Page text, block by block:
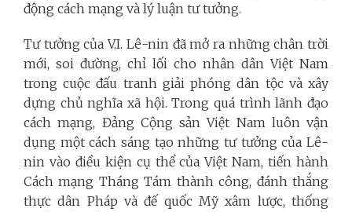
động cách mạng và lý luận tư tưởng.
Tư tưởng củaV.I. Lê-ninđã mở ra những chân trời
mới, soi đường, chỉ lối cho nhân dân Việt Nam
trong cuộc đấu tranh giải phóng dân tộc và xây
dựng chủ nghĩa xã hội. Trong quá trình lãnh đạo
cách mạng, Đảng Cộng sản Việt Nam luôn vận
dụng một cách sáng tạo những tư tưởng của Lê-
nin vào điều kiện cụ thể của Việt Nam, tiến hành
Cách mạng Tháng Tám thành công, đánh thắng
thực dân Pháp và đế quốc Mỹ xâm lược, thống